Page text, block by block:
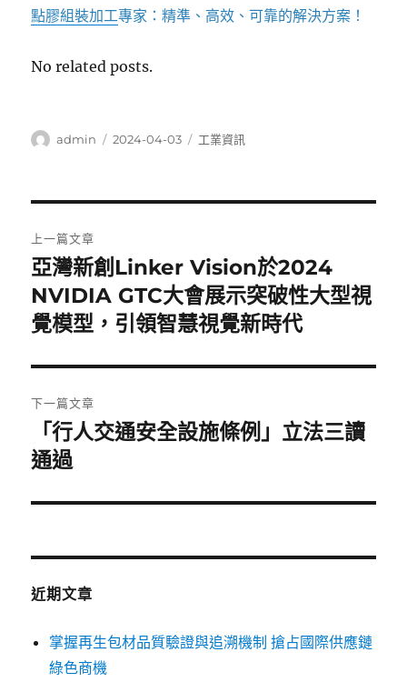
點膠組裝加工專家：精準、高效、可靠的解決方案！
No related posts.
作
admin
發
2024-04-03
分
工業資訊
章
導
覽
上一篇文章
上
一
篇
章:
亞灣新創Linker Vision於2024
NVIDIA GTC大會展示突破性大型視
覺模型，引領智慧視覺新時代
下一篇文章
下
一
文
「行人交通安全設施條例」立法三讀
通過
近期文章
掌握再生包材品質驗證與追溯機制 搶占國際供應鏈
綠色商機